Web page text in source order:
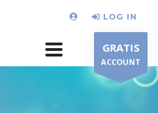
LOG IN
GRATIS
ACCOUNT